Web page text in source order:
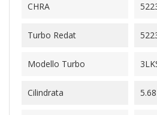
CHRA
Turbo Redat
Modello Turbo
Cilindrata 5.68